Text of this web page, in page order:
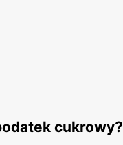
cukrowy?